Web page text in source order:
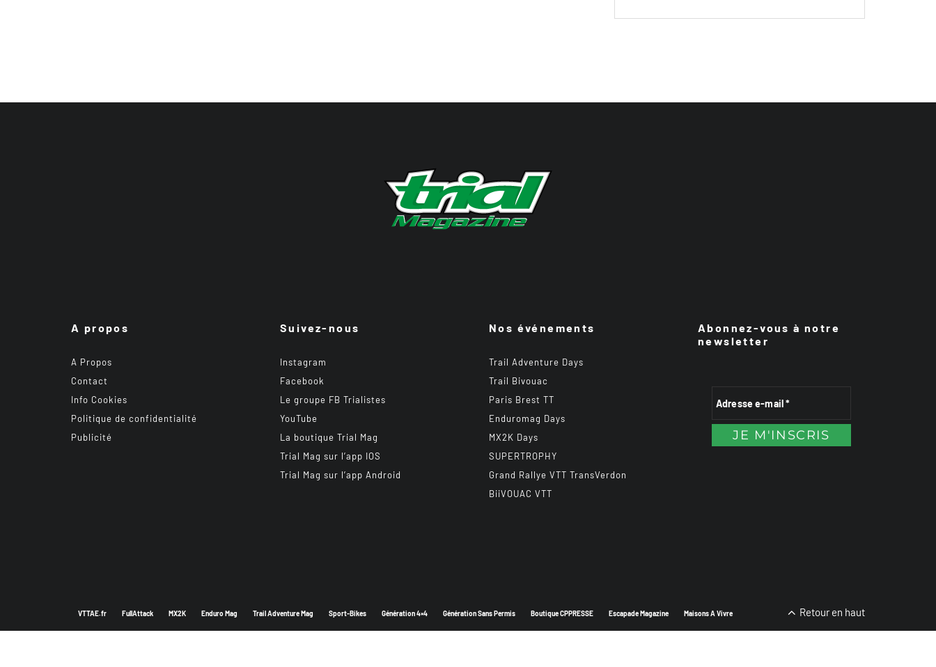
A propos
A Propos
Contact
Info Cookies
Politique de confidentialité
Publicité
Suivez-nous
Instagram
Facebook
Le groupe FB Trialistes
YouTube
La boutique Trial Mag
Trial Mag sur l’app IOS
Trial Mag sur l’app Android
Nos événements
Trail Adventure Days
Trail Bivouac
Paris Brest TT
Enduromag Days
MX2K Days
SUPERTROPHY
Grand Rallye VTT TransVerdon
BiiVOUAC VTT
Abonnez-vous à notre
newsletter
VTTAE.fr FullAttack MX2K Enduro Mag Trail Adventure Mag Sport-Bikes Génération 4×4 Génération Sans Permis Boutique CPPRESSE Escapade Magazine Maisons A Vivre Retour en haut